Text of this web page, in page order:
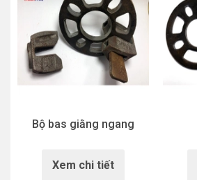
Bộ bas giằng ngang
Xem chi tiết